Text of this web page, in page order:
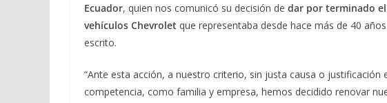
Ecuador, quien nos comunicó su decisión de dar por terminado
vehículos Chevrolet que representaba desde hace más de 40
escrito.
“Ante esta acción, a nuestro criterio, sin justa causa o
competencia, como familia y empresa, hemos decidido renovar